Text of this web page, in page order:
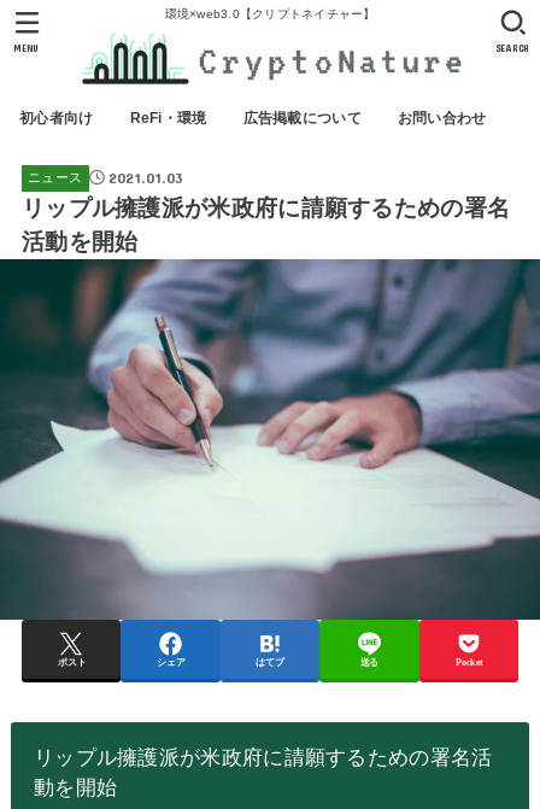
環境×web3.0【クリプトネイチャー】
初心者向け ReFi・環境 広告掲載について お問い合わせ
SEARCH
MENU
ニュース 2021.01.03
リップル擁護派が米政府に請願するための署名
活動を開始
ポスト シェア はてブ 送る Pocket
リップル擁護派が米政府に請願するための署名活
動を開始